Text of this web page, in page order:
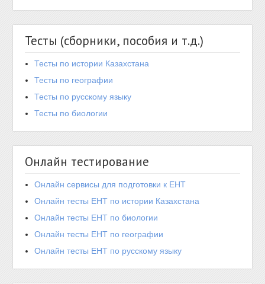
Тесты (сборники, пособия и т.д.)
Тесты по истории Казахстана
Тесты по географии
Тесты по русскому языку
Тесты по биологии
Онлайн тестирование
Онлайн сервисы для подготовки к ЕНТ
Онлайн тесты ЕНТ по истории Казахстана
Онлайн тесты ЕНТ по биологии
Онлайн тесты ЕНТ по географии
Онлайн тесты ЕНТ по русскому языку